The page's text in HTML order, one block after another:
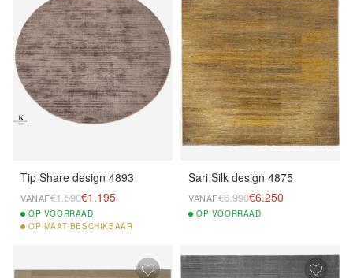
Tip Share design 4893
VANAF€1.590€1.195
OP VOORRAAD
OP MAAT BESCHIKBAAR
Sari Silk design 4875
VANAF€6.990€6.250
OP VOORRAAD